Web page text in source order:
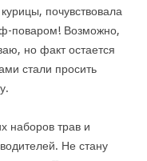
почувствовала
поваром! Возможно,
но факт остается
стали просить
наборов трав и
Не стану